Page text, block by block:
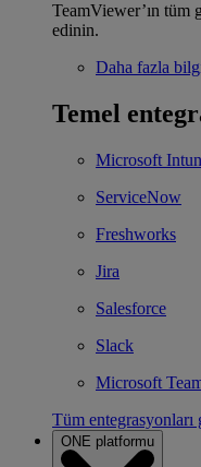
TeamViewer’ın tüm
edinin.
Daha fazla
Temel
Microsoft
ServiceNow
Freshworks
Jira
Salesforce
Slack
Microsoft
Tüm
ONE platformu